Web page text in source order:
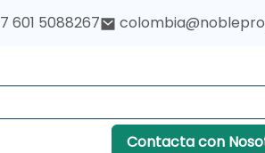
601 5088267
Contacta con